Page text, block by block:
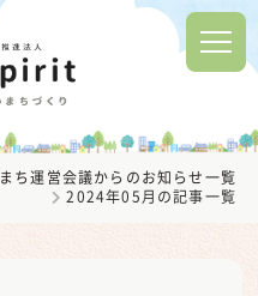
まち運営会議からのお知らせ一覧
2024年05月の記事一覧